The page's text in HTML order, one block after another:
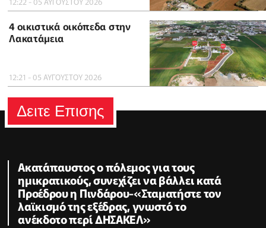
4 οικιστικά οικόπεδα στην
Λακατάμεια
12:21 - 05 ΑΥΓΟΥΣΤΟΥ 2026
Δειτε Επισης
Ακατάπαυστος ο πόλεμος για τους
ημικρατικούς, συνεχίζει να βάλλει κατά
Προέδρου η Πινδάρου-«Σταματήστε τον
λαϊκισμό της εξέδρας, γνωστό το
ανέκδοτο περί ΔΗΣΑΚΕΛ»